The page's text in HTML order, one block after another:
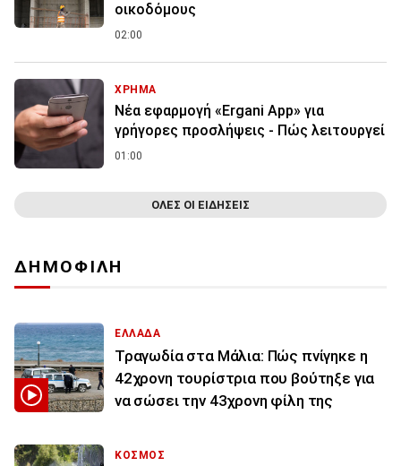
οικοδόμους
02:00
ΧΡΗΜΑ
Νέα εφαρμογή «Ergani App» για
γρήγορες προσλήψεις - Πώς λειτουργεί
01:00
ΟΛΕΣ ΟΙ ΕΙΔΗΣΕΙΣ
ΔΗΜΟΦΙΛΗ
ΕΛΛΑΔΑ
Τραγωδία στα Μάλια: Πώς πνίγηκε η
42χρονη τουρίστρια που βούτηξε για
να σώσει την 43χρονη φίλη της
ΚΟΣΜΟΣ